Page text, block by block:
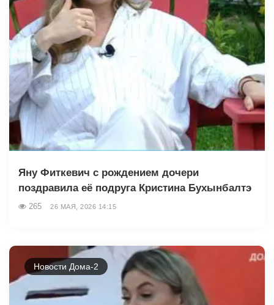
Яну Фиткевич с рождением дочери
поздравила её подруга Кристина Бухынбалтэ
265 26 МАЯ, 2026 14:15
Новости Дома-2